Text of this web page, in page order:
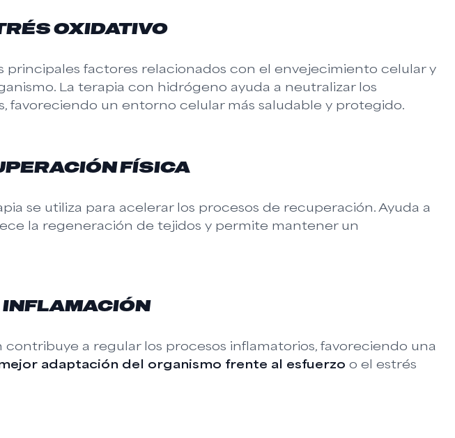
OXIDATIVO
principales factores relacionados con el envejecimiento celular y
La terapia con hidrógeno ayuda a neutralizar los
favoreciendo un entorno celular más saludable y protegido.
FÍSICA
se utiliza para acelerar los procesos de recuperación. Ayuda a
la regeneración de tejidos y permite mantener un
INFLAMACIÓN
a regular los procesos inflamatorios, favoreciendo una
adaptación del organismo frente al esfuerzo o el estrés